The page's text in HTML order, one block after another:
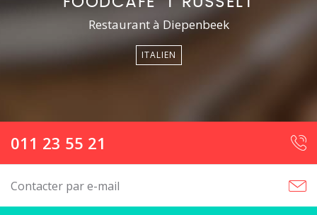
Restaurant à Diepenbeek
ITALIEN
011 23 55 21
Contacter par e-mail